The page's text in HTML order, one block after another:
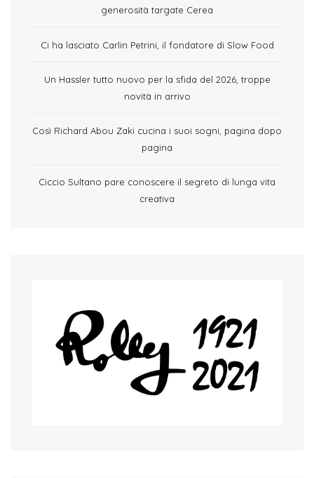
generosità targate Cerea
Ci ha lasciato Carlin Petrini, il fondatore di Slow Food
Un Hassler tutto nuovo per la sfida del 2026, troppe
novità in arrivo
Così Richard Abou Zaki cucina i suoi sogni, pagina dopo
pagina
Ciccio Sultano pare conoscere il segreto di lunga vita
creativa